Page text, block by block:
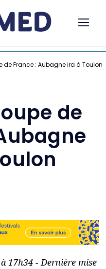
de France : Aubagne ira à Toulon
de
17h34 - Dernière mise